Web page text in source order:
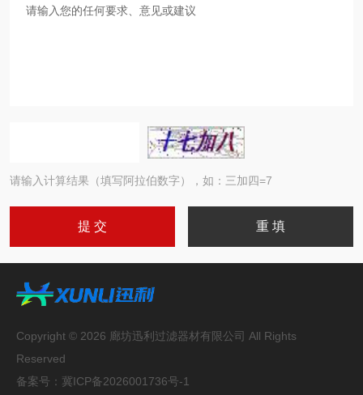
请输入计算结果（填写阿拉伯数字），如：三加四=7
Copyright © 2026 廊坊迅利过滤器材有限公司 All Rights
Reserved
备案号： 冀ICP备2026001736号-1